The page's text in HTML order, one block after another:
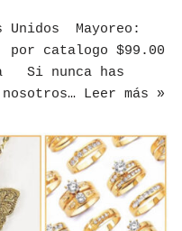
Unidos ​Mayoreo:
por catalogo $99.00
Si nunca has
Leer más »